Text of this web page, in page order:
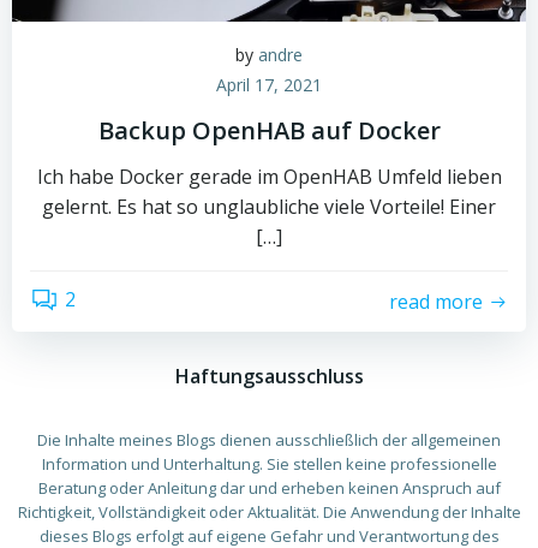
by andre
April 17, 2021
Backup OpenHAB auf Docker
Ich habe Docker gerade im OpenHAB Umfeld lieben
gelernt. Es hat so unglaubliche viele Vorteile! Einer
[…]
2 read more
Haftungsausschluss
Die Inhalte meines Blogs dienen ausschließlich der allgemeinen
Information und Unterhaltung. Sie stellen keine professionelle
Beratung oder Anleitung dar und erheben keinen Anspruch auf
Richtigkeit, Vollständigkeit oder Aktualität. Die Anwendung der Inhalte
dieses Blogs erfolgt auf eigene Gefahr und Verantwortung des